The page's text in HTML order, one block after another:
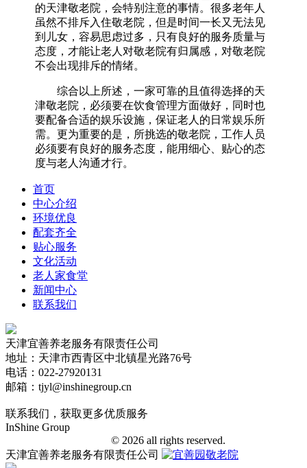
的天津敬老院，会特别注意的事情。很多老年人
虽然不排斥入住敬老院，但是时间一长又无法见
到儿女，容易思虑过多，只有良好的服务质量与
态度，才能让老人对敬老院有归属感，对敬老院
不会出现排斥的情绪。
综合以上所述，一家可靠的且值得选择的天
津敬老院，必须要在饮食管理方面做好，同时也
要配备合适的娱乐设施，保证老人的日常娱乐所
需。更为重要的是，所挑选的敬老院，工作人员
必须要有良好的服务态度，能用细心、贴心的态
度与老人沟通才行。
首页
中心介绍
环境优良
配套齐全
贴心服务
文化活动
老人家食堂
新闻中心
联系我们
天津宜善养老服务有限责任公司
地址：天津市西青区中北镇星光路76号
电话：022-27920131
邮箱：tjyl@inshinegroup.cn
联系我们，获取更多优质服务
InShine Group
© 2026 all rights reserved.
天津宜善养老服务有限责任公司